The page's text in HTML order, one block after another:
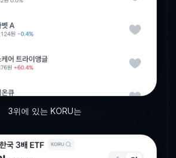
3위에 있는 KORU는